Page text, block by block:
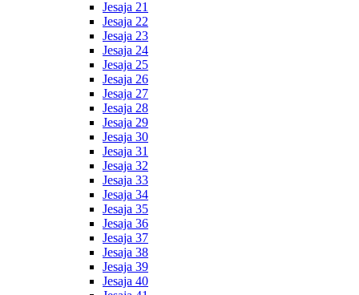
Jesaja 21
Jesaja 22
Jesaja 23
Jesaja 24
Jesaja 25
Jesaja 26
Jesaja 27
Jesaja 28
Jesaja 29
Jesaja 30
Jesaja 31
Jesaja 32
Jesaja 33
Jesaja 34
Jesaja 35
Jesaja 36
Jesaja 37
Jesaja 38
Jesaja 39
Jesaja 40